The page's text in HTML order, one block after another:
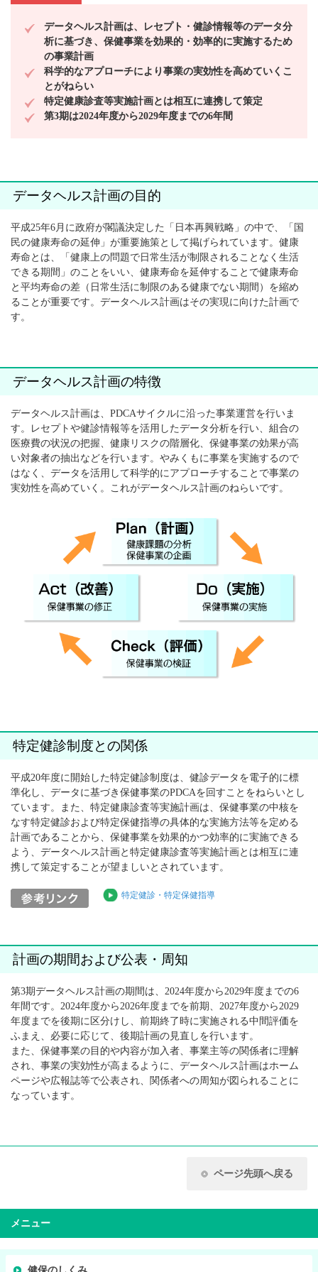
データヘルス計画は、レセプト・健診情報等のデータ分
析に基づき、保健事業を効果的・効率的に実施するため
の事業計画
科学的なアプローチにより事業の実効性を高めていくこ
とがねらい
特定健康診査等実施計画とは相互に連携して策定
第3期は2024年度から2029年度までの6年間
データヘルス計画の目的
平成25年6月に政府が閣議決定した「日本再興戦略」の中で、「国
民の健康寿命の延伸」が重要施策として掲げられています。健康
寿命とは、「健康上の問題で日常生活が制限されることなく生活
できる期間」のことをいい、健康寿命を延伸することで健康寿命
と平均寿命の差（日常生活に制限のある健康でない期間）を縮め
ることが重要です。データヘルス計画はその実現に向けた計画で
す。
データヘルス計画の特徴
データヘルス計画は、PDCAサイクルに沿った事業運営を行いま
す。レセプトや健診情報等を活用したデータ分析を行い、組合の
医療費の状況の把握、健康リスクの階層化、保健事業の効果が高
い対象者の抽出などを行います。やみくもに事業を実施するので
はなく、データを活用して科学的にアプローチすることで事業の
実効性を高めていく。これがデータヘルス計画のねらいです。
特定健診制度との関係
平成20年度に開始した特定健診制度は、健診データを電子的に標
準化し、データに基づき保健事業のPDCAを回すことをねらいとし
ています。また、特定健康診査等実施計画は、保健事業の中核を
なす特定健診および特定保健指導の具体的な実施方法等を定める
計画であることから、保健事業を効果的かつ効率的に実施できる
よう、データヘルス計画と特定健康診査等実施計画とは相互に連
携して策定することが望ましいとされています。
特定健診・特定保健指導
計画の期間および公表・周知
第3期データヘルス計画の期間は、2024年度から2029年度までの6
年間です。2024年度から2026年度までを前期、2027年度から2029
年度までを後期に区分けし、前期終了時に実施される中間評価を
ふまえ、必要に応じて、後期計画の見直しを行います。
また、保健事業の目的や内容が加入者、事業主等の関係者に理解
され、事業の実効性が高まるように、データヘルス計画はホーム
ページや広報誌等で公表され、関係者への周知が図られることに
なっています。
ページ先頭へ戻る
メニュー